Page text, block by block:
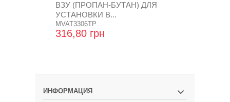
ВЗУ (ПРОПАН-БУТАН) ДЛЯ
УСТАНОВКИ В...
MVAT3306TP
316,80 грн
ИНФОРМАЦИЯ